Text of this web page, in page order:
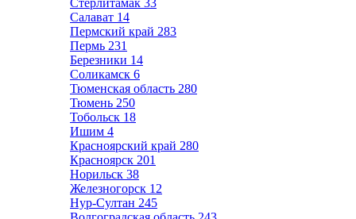
Стерлитамак 33
Салават 14
Пермский край 283
Пермь 231
Березники 14
Соликамск 6
Тюменская область 280
Тюмень 250
Тобольск 18
Ишим 4
Красноярский край 280
Красноярск 201
Норильск 38
Железногорск 12
Нур-Султан 245